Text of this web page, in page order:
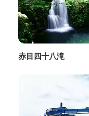
赤目四十八滝